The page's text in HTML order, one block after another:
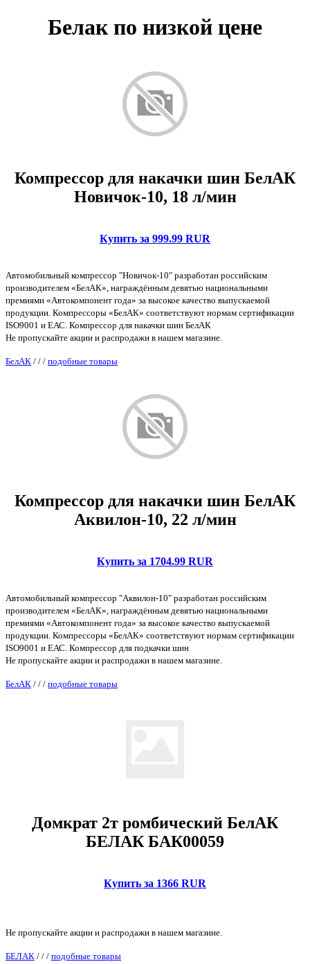
Белак по низкой цене
Компрессор для накачки шин БелАК
Новичок-10, 18 л/мин
Купить за 999.99 RUR
Автомобильный компрессор "Новичок-10" разработан российским
производителем «БелАК», награждённым девятью национальными
премиями «Автокомпонент года» за высокое качество выпускаемой
продукции. Компрессоры «БелАК» соответствуют нормам сертификации
ISO9001 и ЕАС. Компрессор для накачки шин БелАК
Не пропускайте акции и распродажи в нашем магазине.
БелАК / / / подобные товары
Компрессор для накачки шин БелАК
Аквилон-10, 22 л/мин
Купить за 1704.99 RUR
Автомобильный компрессор "Аквилон-10" разработан российским
производителем «БелАК», награждённым девятью национальными
премиями «Автокомпонент года» за высокое качество выпускаемой
продукции. Компрессоры «БелАК» соответствуют нормам сертификации
ISO9001 и ЕАС. Компрессор для подкачки шин
Не пропускайте акции и распродажи в нашем магазине.
БелАК / / / подобные товары
Домкрат 2т ромбический БелАК
БЕЛАК БАК00059
Купить за 1366 RUR
Не пропускайте акции и распродажи в нашем магазине.
БЕЛАК / / / подобные товары